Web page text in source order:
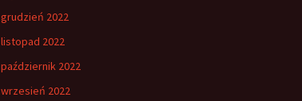
grudzień 2022
listopad 2022
październik 2022
wrzesień 2022